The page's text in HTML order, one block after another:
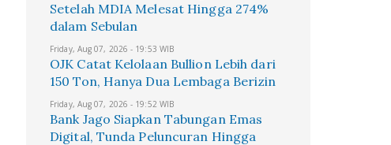
Setelah MDIA Melesat Hingga 274%
dalam Sebulan
Friday, Aug 07, 2026 - 19:53 WIB
OJK Catat Kelolaan Bullion Lebih dari
150 Ton, Hanya Dua Lembaga Berizin
Friday, Aug 07, 2026 - 19:52 WIB
Bank Jago Siapkan Tabungan Emas
Digital, Tunda Peluncuran Hingga